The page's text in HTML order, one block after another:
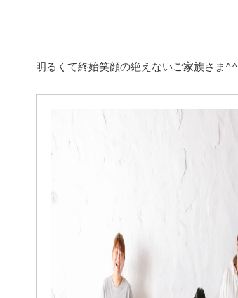
明るくて終始笑顔の絶えないご家族さま^^